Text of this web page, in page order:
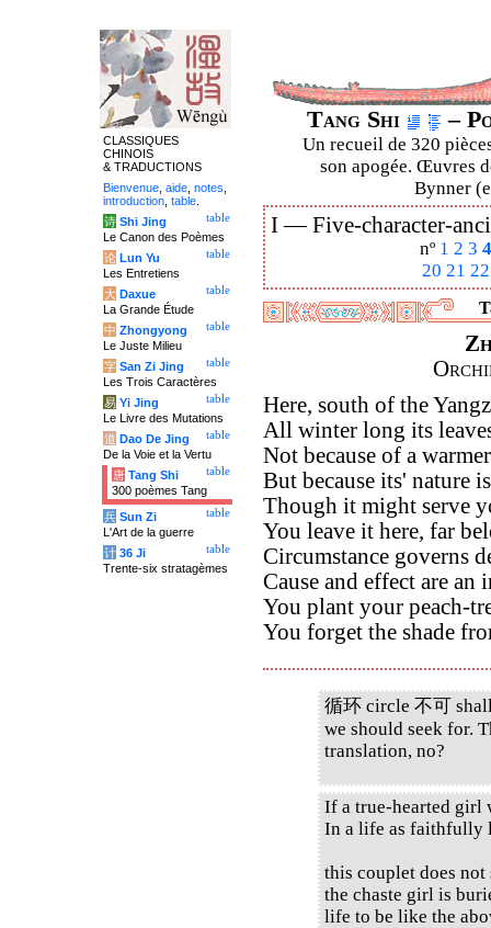
Tang Shi –
Un recueil de 320
son apogée. Œuvres
Bynner
I —Five-character-
nº 1 2 3 4
20 21 22
Here, south of the
All winter long its
Not because of a
But because its' nature
Though it might serve
You leave it here, far
Circumstance governs
Cause and effect are an
You plant your peach-
You forget the shade
循环 circle 不可
we should seek for.
translation, no?
If a true-hearted girl
In a life as faithfully
this couplet does not
the chaste girl is
life to be like the
CLASSIQUES
CHINOIS
& TRADUCTIONS
Bienvenue aide notes
introduction table
table
诗 Shi Jing
Le Canon des Poèmes
table
论 Lun Yu
Les Entretiens
table
大 Daxue
La Grande Étude
table
中 Zhongyong
Le Juste Milieu
table
字 San Zi Jing
Les Trois Caractères
table
易 Yi Jing
Le Livre des Mutations
table
道 Dao De Jing
De la Voie et la Vertu
table
唐 Tang Shi
300 poèmes Tang
table
兵 Sun Zi
L'Art de la guerre
table
计 36 Ji
Trente-six stratagèmes